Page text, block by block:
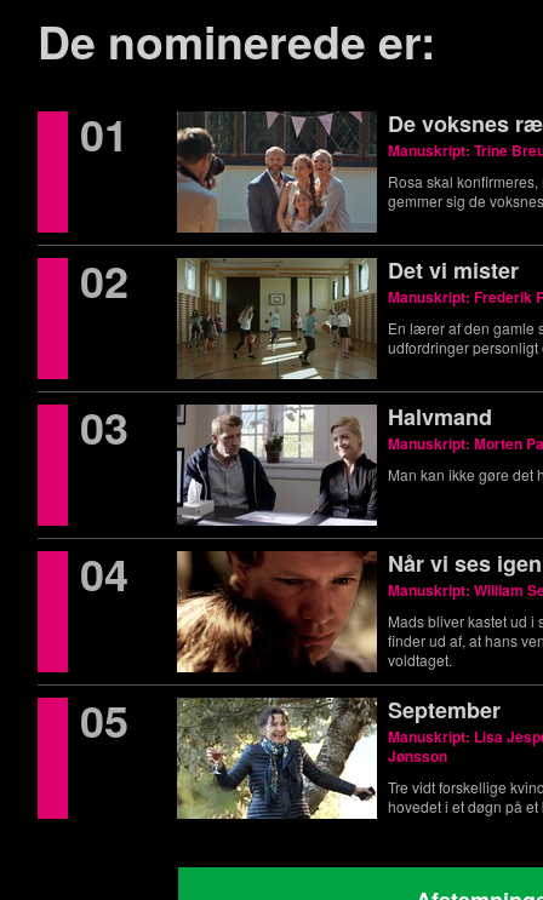
De nominerede er:
01 De voksnes
Manuskript: Trine
Rosa skal
gemmer sig de
02 Det vi mister
Manuskript: Frederik
En lærer af den gamle
udfordringer
03 Halvmand
Manuskript: Morten
Man kan ikke gøre det
04 Når vi ses igen
Manuskript: William
Mads bliver kastet ud i
finder ud af, at hans
voldtaget.
05 September
Manuskript: Lisa
Jønsson
Tre vidt forskellige
hovedet i et døgn på